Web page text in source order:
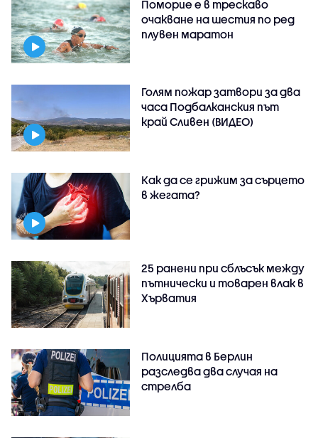
Поморие е в трескаво
очакване на шестия по ред
плувен маратон
Голям пожар затвори за два
часа Подбалканския път
край Сливен (ВИДЕО)
Как да се грижим за сърцето
в жегата?
25 ранени при сблъсък между
пътнически и товарен влак в
Хърватия
Полицията в Берлин
разследва два случая на
стрелба